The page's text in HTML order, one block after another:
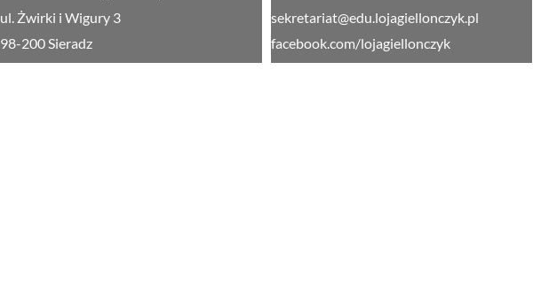
ul. Żwirki i Wigury 3
98-200 Sieradz
sekretariat@edu.lojagiellonczyk.pl
facebook.com/lojagiellonczyk